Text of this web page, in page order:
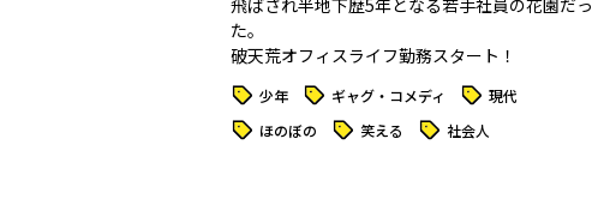
飛ばされ半地下歴5年となる若手社員の花園だっ
た。
破天荒オフィスライフ勤務スタート！
タグ 少年 タグ ギャグ・コメディ タグ 現代
タグ ほのぼの タグ 笑える タグ 社会人